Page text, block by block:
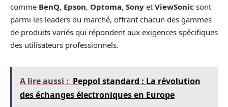
comme BenQ, Epson, Optoma, Sony et ViewSonic sont
parmi les leaders du marché, offrant chacun des gammes
de produits variés qui répondent aux exigences spécifiques
des utilisateurs professionnels.
A lire aussi : Peppol standard : La révolution
des échanges électroniques en Europe